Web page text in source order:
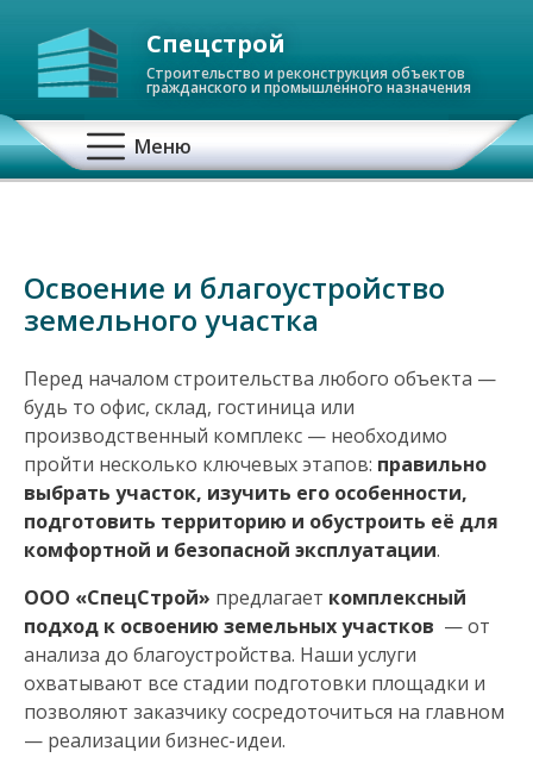
Спецстрой
Строительство и реконструкция объектов
гражданского и промышленного назначения
О
с
о
в
н
а
я
н
а
в
и
Меню
Освоение и благоустройство
земельного участка
Перед началом строительства любого объекта —
будь то офис, склад, гостиница или
производственный комплекс — необходимо
пройти несколько ключевых этапов: правильно
выбрать участок, изучить его особенности,
подготовить территорию и обустроить её для
комфортной и безопасной эксплуатации.
ООО «СпецСтрой» предлагает комплексный
подход к освоению земельных участков — от
анализа до благоустройства. Наши услуги
охватывают все стадии подготовки площадки и
позволяют заказчику сосредоточиться на главном
— реализации бизнес-идеи.